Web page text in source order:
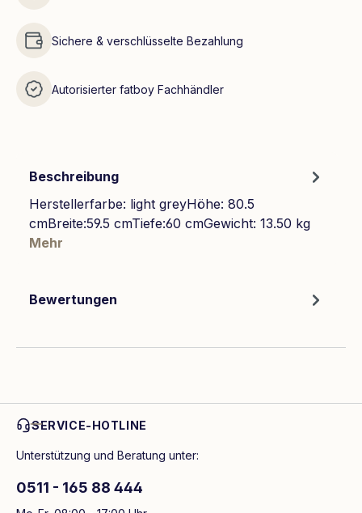
Sichere & verschlüsselte Bezahlung
Autorisierter fatboy Fachhändler
Beschreibung
Herstellerfarbe: light greyHöhe: 80.5
cmBreite:59.5 cmTiefe:60 cmGewicht: 13.50 kg
Mehr
Bewertungen
SERVICE-HOTLINE
Unterstützung und Beratung unter:
0511 - 165 88 444